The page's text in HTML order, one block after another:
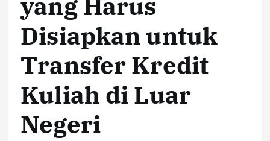
Disiapkan untuk
Transfer Kredit
Kuliah di Luar
Negeri